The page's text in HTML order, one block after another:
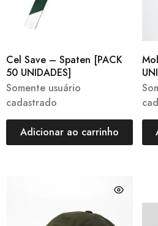
Cel Save – Spaten [PACK
50 UNIDADES]
Somente usuário
cadastrado
Adicionar ao carrinho